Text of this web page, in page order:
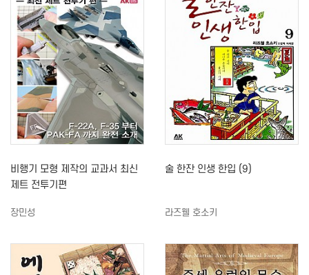
비행기 모형 제작의 교과서 최신
제트 전투기편
장민성
술 한잔 인생 한입 (9)
라즈웰 호소키